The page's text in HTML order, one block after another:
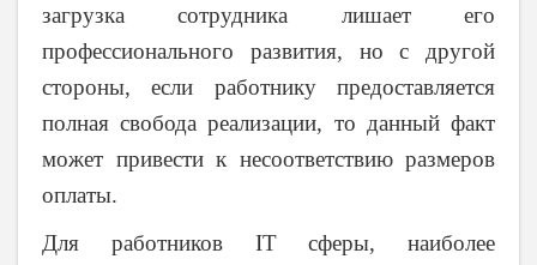
загрузка сотрудника лишает его
профессионального развития, но с другой
стороны, если работнику предоставляется
полная свобода реализации, то данный факт
может привести к несоответствию размеров
оплаты.
Для работников IT сферы, наиболее